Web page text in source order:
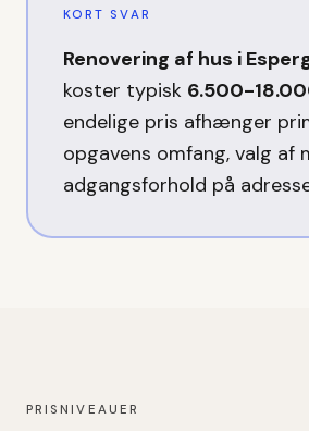
KORT SVAR
Renovering af hus i
koster typisk 6.500-
endelige pris afhænger
opgavens omfang, valg af
adgangsforhold på
PRISNIVEAUER